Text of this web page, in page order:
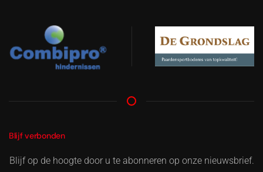
Blijf verbonden
Blijf op de hoogte door u te abonneren op onze nieuwsbrief.